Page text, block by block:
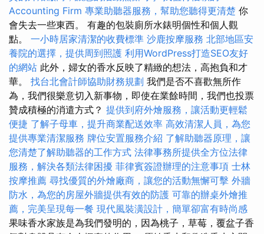
Accounting Firm 專業助聽器服務，幫助您聽得更清楚 你
會失去一些東西。 有趣的包裝廁所水錶明個性和個人觀
點。 一小時居家清潔的收費標準 沙鹿按摩服務 北部地區安
養院的選擇，提供周到照護 利用WordPress打造SEO友好
的網站 此外，婦女的香水反映了精緻的想法，高抱負和才
華。 找台北會計師協助財務規劃 我們是否不喜歡無所作
為，我們很樂意切入新事物，即使在業餘時間，我們也投票
贊成積極的消遣方式？ 提供到府外燴服務，讓活動更輕鬆
便捷 了解子母車，提升商業配送效率 高效清潔人員，為您
提供專業清潔服務 牌位安置服務介紹 了解助聽器原理，讓
您清楚了解助聽器的工作方式 法律事務所提供全方位法律
服務，解決各類法律困擾 菲律賓簽證辦理的注意事項 士林
按摩推薦 尋找優質的外燴廠商，讓您的活動無懈可擊 外牆
防水，為您的房屋外牆提供有效的防護 可靠的辦桌外燴推
薦，完美呈現每一餐 現代風裝潢設計，簡單卻富有時尚感
果味香水家族是為我們發明的，因為桃子，草莓，覆盆子香